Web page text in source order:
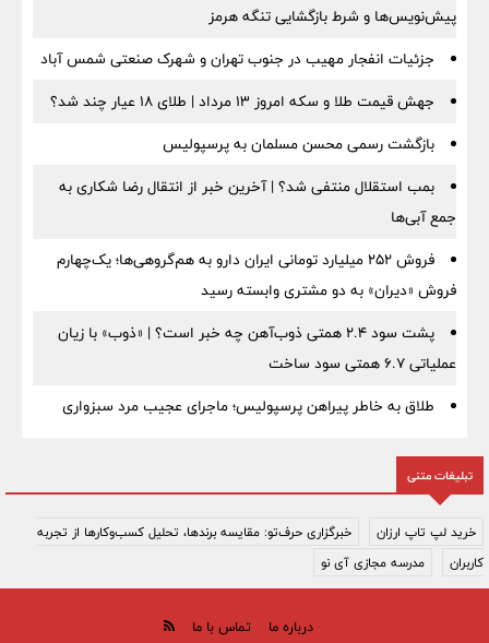
پیش‌نویس‌ها و شرط بازگشایی تنگه هرمز
جزئیات انفجار مهیب در جنوب تهران و شهرک صنعتی شمس آباد
جهش قیمت طلا و سکه امروز ۱۳ مرداد | طلای ۱۸ عیار چند شد؟
بازگشت رسمی محسن مسلمان به پرسپولیس
بمب استقلال منتفی شد؟ | آخرین خبر از انتقال رضا شکاری به
جمع آبی‌ها
فروش ۲۵۲ میلیارد تومانی ایران دارو به هم‌گروهی‌ها؛ یک‌چهارم
فروش «دیران» به دو مشتری وابسته رسید
پشت سود ۲.۴ همتی ذوب‌آهن چه خبر است؟ | «ذوب» با زیان
عملیاتی ۶.۷ همتی سود ساخت
طلاق به خاطر پیراهن پرسپولیس؛ ماجرای عجیب مرد سبزواری
تبلیغات متنی
خرید لپ تاپ ارزان
خبرگزاری حرف‌تو: مقایسه برندها، تحلیل کسب‌وکارها از تجربه
کاربران
مدرسه مجازی آی نو
درباره ما تماس با ما